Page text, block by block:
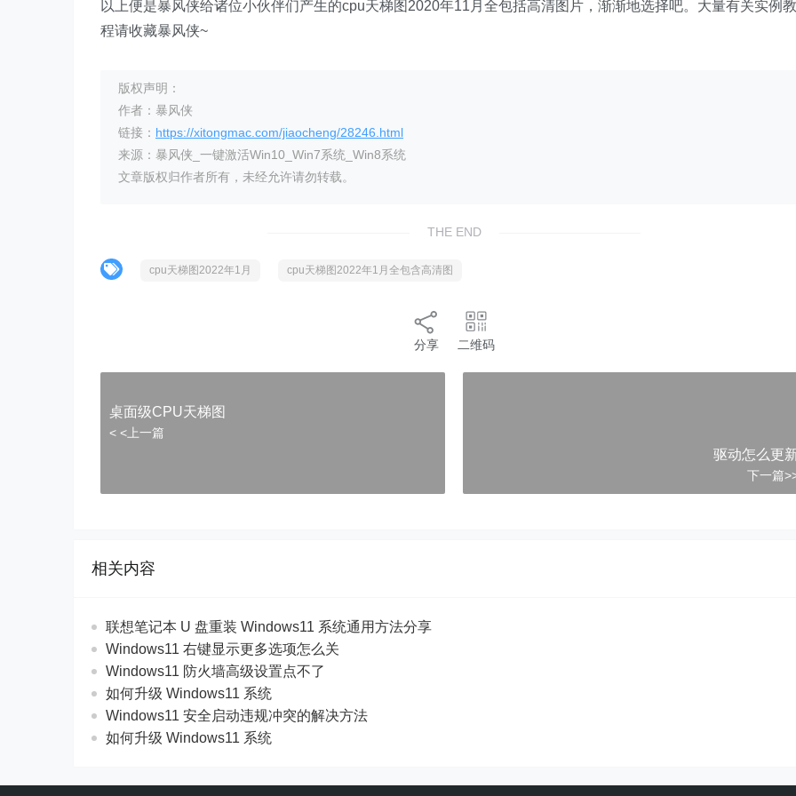
以上便是暴风侠给诸位小伙伴们产生的cpu天梯图2020年11月全包括高清图片，渐渐地选择吧。大量有关实例教
程请收藏暴风侠~
版权声明：
作者：暴风侠
链接： https://xitongmac.com/jiaocheng/28246.html
来源：暴风侠_一键激活Win10_Win7系统_Win8系统
文章版权归作者所有，未经允许请勿转载。
THE END
cpu天梯图2022年1月 cpu天梯图2022年1月全包含高清图
分享 二维码
桌面级CPU天梯图
< <上一篇
驱动怎么更
下一篇
相关内容
联想笔记本 U 盘重装 Windows11 系统通用方法分享
Windows11 右键显示更多选项怎么关
Windows11 防火墙高级设置点不了
如何升级 Windows11 系统
Windows11 安全启动违规冲突的解决方法
如何升级 Windows11 系统